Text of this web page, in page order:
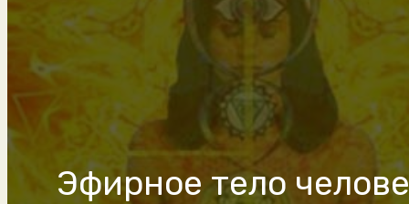
Эфирное тело